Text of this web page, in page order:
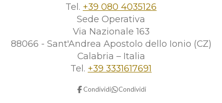
Tel. +39 080 4035126
Sede Operativa
Via Nazionale 163
88066 - Sant'Andrea Apostolo dello Ionio (CZ)
Calabria – Italia
Tel. +39 3331617691
Condividi Condividi